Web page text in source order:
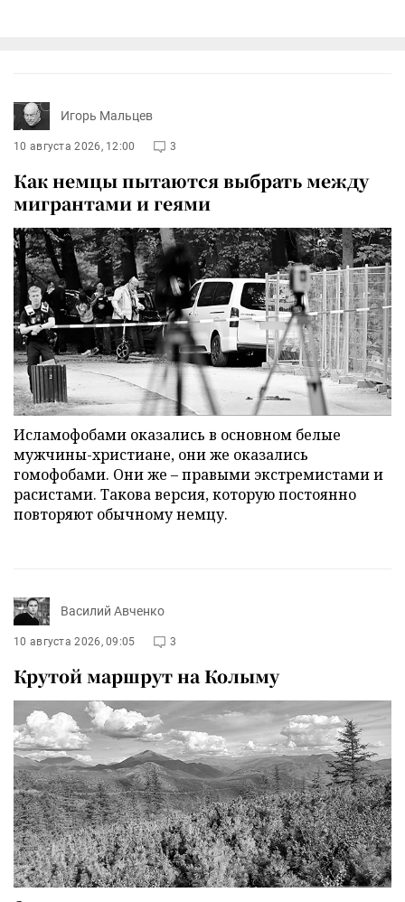
Игорь Мальцев
10 августа 2026, 12:00 3
Как немцы пытаются выбрать между
мигрантами и геями
Исламофобами оказались в основном белые
мужчины-христиане, они же оказались
гомофобами. Они же – правыми экстремистами и
расистами. Такова версия, которую постоянно
повторяют обычному немцу.
Василий Авченко
10 августа 2026, 09:05 3
Крутой маршрут на Колыму